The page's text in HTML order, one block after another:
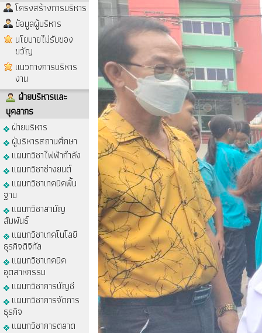
โครงสร้างการบริหาร
ข้อมูลผู้บริหาร
นโยบายไม่รับของ
ขวัญ
แนวทางการบริหาร
งาน
ฝ่ายบริหารและ
บุคลากร
ฝ่ายบริหาร
ผู้บริหารสถานศึกษา
แผนกวิชาไฟฟ้ากำลัง
แผนกวิชาช่างยนต์
แผนกวิชาเทคนิคพื้น
ฐาน
แผนกวิชาสามัญ
สัมพันธ์
แผนกวิชาเทคโนโลยี
ธุรกิจดิจิทัล
แผนกวิชาเทคนิค
อุตสาหกรรม
แผนกวิชาการบัญชี
แผนกวิชาการจัดการ
ธุรกิจ
แผนกวิชาการตลาด